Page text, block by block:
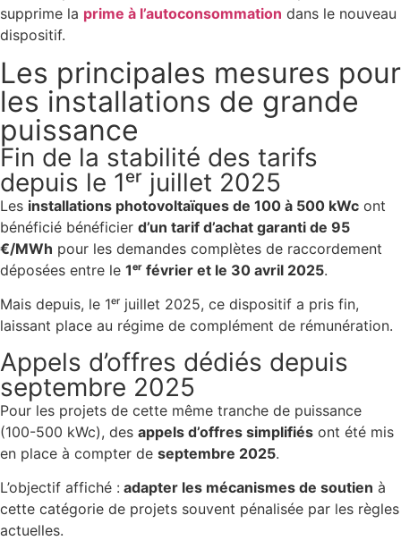
supprime la prime à l’autoconsommation dans le nouveau
dispositif.
Les principales mesures pour
les installations de grande
puissance
Fin de la stabilité des tarifs
depuis le 1ᵉʳ juillet 2025
Les installations photovoltaïques de 100 à 500 kWc ont
bénéficié bénéficier d’un tarif d’achat garanti de 95
€/MWh pour les demandes complètes de raccordement
déposées entre le 1ᵉʳ février et le 30 avril 2025.
Mais depuis, le 1ᵉʳ juillet 2025, ce dispositif a pris fin,
laissant place au régime de complément de rémunération.
Appels d’offres dédiés depuis
septembre 2025
Pour les projets de cette même tranche de puissance
(100-500 kWc), des appels d’offres simplifiés ont été mis
en place à compter de septembre 2025.
L’objectif affiché : adapter les mécanismes de soutien à
cette catégorie de projets souvent pénalisée par les règles
actuelles.